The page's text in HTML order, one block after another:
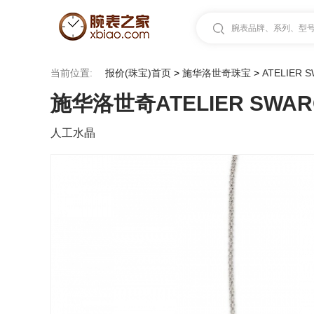
腕表品牌、系列、型
当前位置: 报价(珠宝)首页 > 施华洛世奇珠宝 > ATELIER
施华洛世奇ATELIER
人工水晶